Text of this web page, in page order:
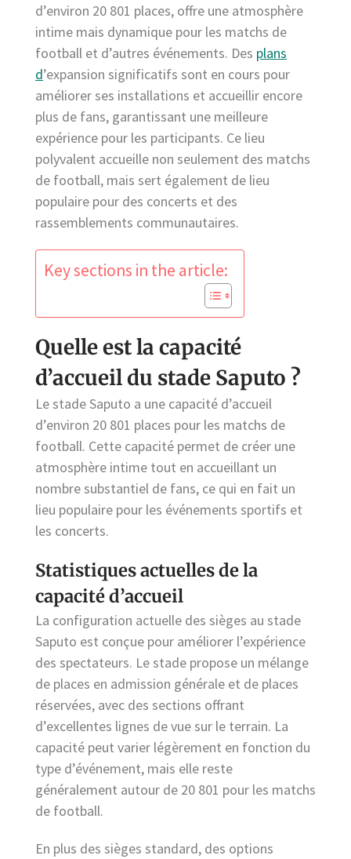
d’environ 20 801 places, offre une atmosphère
intime mais dynamique pour les matchs de
football et d’autres événements. Des plans
d’expansion significatifs sont en cours pour
améliorer ses installations et accueillir encore
plus de fans, garantissant une meilleure
expérience pour les participants. Ce lieu
polyvalent accueille non seulement des matchs
de football, mais sert également de lieu
populaire pour des concerts et des
rassemblements communautaires.
Key sections in the article:
Quelle est la capacité
d’accueil du stade Saputo ?
Le stade Saputo a une capacité d’accueil
d’environ 20 801 places pour les matchs de
football. Cette capacité permet de créer une
atmosphère intime tout en accueillant un
nombre substantiel de fans, ce qui en fait un
lieu populaire pour les événements sportifs et
les concerts.
Statistiques actuelles de la
capacité d’accueil
La configuration actuelle des sièges au stade
Saputo est conçue pour améliorer l’expérience
des spectateurs. Le stade propose un mélange
de places en admission générale et de places
réservées, avec des sections offrant
d’excellentes lignes de vue sur le terrain. La
capacité peut varier légèrement en fonction du
type d’événement, mais elle reste
généralement autour de 20 801 pour les matchs
de football.
En plus des sièges standard, des options